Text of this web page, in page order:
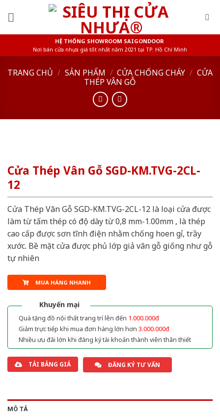
HỆ THỐNG SHOWROOM SAIGONDOOR
Nơi bán cửa nhựa giá tốt nhất năm 2021 tại TP. Hồ Chí Minh
TRANG CHỦ / SẢN PHẨM / CỬA CHỐNG CHÁY / CỬA
THÉP VÂN GỖ
Cửa Thép Vân Gỗ SGD-KM.TVG-2CL-
12
Cửa Thép Vân Gỗ SGD-KM.TVG-2CL-12 là loại cửa được
làm từ tấm thép có độ dày từ 0,8 mm-1.00mm , là thép
cao cấp được sơn tĩnh điện nhằm chống hoen gỉ, trầy
xước. Bề mặt cửa được phủ lớp giả vân gỗ giống như gỗ
tự nhiên
MUA HÀNG NHANH
Khuyến mại
Quà tặng đồ nội thất trang trí lên đến 1.000.000đ
Giảm trực tiếp khi mua đơn hàng lớn hơn 3.000.000đ
Nhiều ưu đãi lớn khi đăng ký tài khoản thành viên thân thiết
TẢI BẢNG GIÁ ĐĂNG KÝ TƯ VẤN
MÔ TẢ